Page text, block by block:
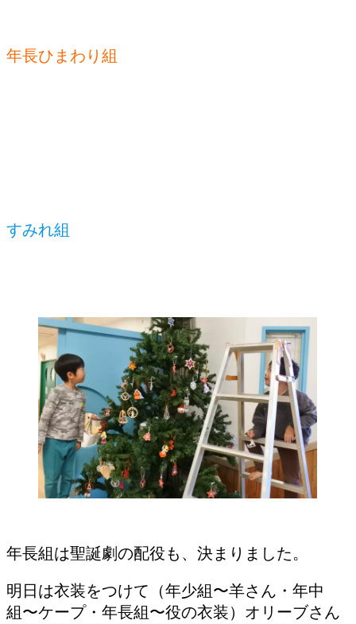
年長ひまわり組
すみれ組
年長組は聖誕劇の配役も、決まりました。
明日は衣装をつけて（年少組〜羊さん・年中
組〜ケープ・年長組〜役の衣装）オリーブさん